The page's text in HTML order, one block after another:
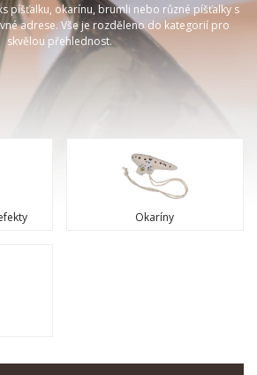
píšťalku, okarínu, brumli nebo různé píšťalky s
adrese. Vše je rozděleno do kategorií pro
skvělou přehlednost.
Okaríny